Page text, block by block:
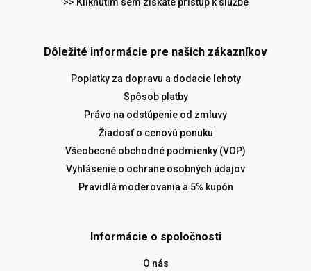
>> Kliknutím sem získate prístup k službe
Dôležité informácie pre našich zákazníkov
Poplatky za dopravu a dodacie lehoty
Spôsob platby
Právo na odstúpenie od zmluvy
Žiadosť o cenovú ponuku
Všeobecné obchodné podmienky (VOP)
Vyhlásenie o ochrane osobných údajov
Pravidlá moderovania a 5% kupón
Informácie o spoločnosti
O nás